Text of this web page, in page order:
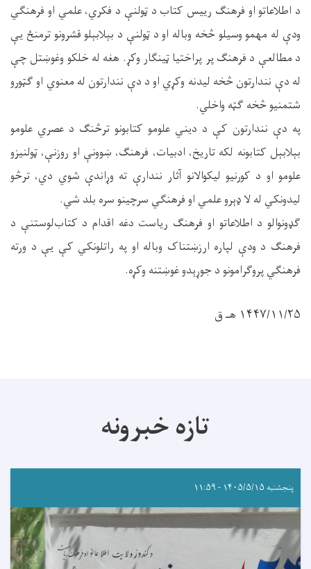
د اطلاعاتو او فرهنګ رییس کتاب د ټولنې د فکري، علمي او فرهنګي
ودې له مهمو وسیلو څخه وباله او د ټولنې د بېلابېلو قشرونو ترمنځ یې
د مطالعې د فرهنګ پر پراختیا ټینګار وکړ. هغه له خلکو وغوښتل چې
له دې نندارتون څخه لیدنه وکړي او د دې نندارتون له معنوي او ګټورو
شتمنیو څخه ګټه واخلي.
په دې نندارتون کې د ديني علومو کتابونو ترڅنګ د عصري علومو
بېلابېل کتابونه لکه تاریخ، ادبیات، فرهنګ، ښوونې او روزنې، ټولنیزو
علومو او د کورنیو لیکوالانو آثار نندارې ته وړاندې شوي دي، ترڅو
لیدونکي له لا ډېرو علمي او فرهنګي سرچینو سره بلد شي.
ګډونوالو د اطلاعاتو او فرهنګ ریاست دغه اقدام د کتاب‌لوستنې د
فرهنګ د ودې لپاره ارزښتناک وباله او په راتلونکي کې یې د ورته
فرهنګي پروګرامونو د جوړېدو غوښتنه وکړه.
۱۴۴۷/۱۱/۲۵ هـ ق
تازه خبرونه
پنجشنبه ۱۴۰۵/۵/۱۵ - ۱۱:۵۹